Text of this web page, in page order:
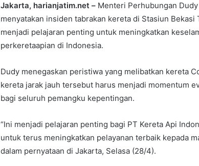
Jakarta, harianjatim.net – Menteri Perhubungan
menyatakan insiden tabrakan kereta di Stasiun Bekasi
menjadi pelajaran penting untuk meningkatkan
perkeretaapian di Indonesia.
Dudy menegaskan peristiwa yang melibatkan kereta
kereta jarak jauh tersebut harus menjadi momentum
bagi seluruh pemangku kepentingan.
“Ini menjadi pelajaran penting bagi PT Kereta Api
untuk terus meningkatkan pelayanan terbaik kepada
dalam pernyataan di Jakarta, Selasa (28/4).